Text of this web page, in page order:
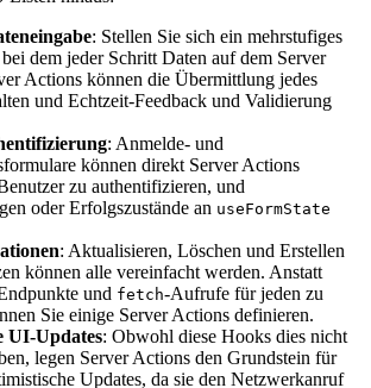
: Stellen Sie sich ein mehrstufiges
dem jeder Schritt Daten auf dem Server
Actions können die Übermittlung jedes
und Echtzeit-Feedback und Validierung
: Anmelde- und
können direkt Server Actions
zu authentifizieren, und
oder Erfolgszustände an useFormState
: Aktualisieren, Löschen und Erstellen
können alle vereinfacht werden. Anstatt
und fetch-Aufrufe für jeden zu
Sie einige Server Actions definieren.
UI-Updates: Obwohl diese Hooks dies nicht
legen Server Actions den Grundstein für
Updates, da sie den Netzwerkanruf